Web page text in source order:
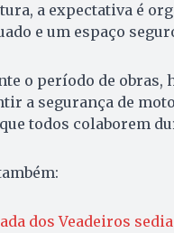
a expectativa é
e um espaço
o período de obras,
a segurança de
todos colaborem
dos Veadeiros